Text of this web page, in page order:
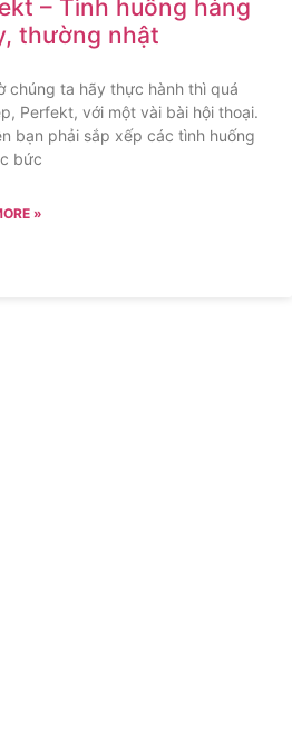
– Tình huống hàng
thường nhật
chúng ta hãy thực hành thì quá
Perfekt, với một vài bài hội thoại.
bạn phải sắp xếp các tình huống
bức
»